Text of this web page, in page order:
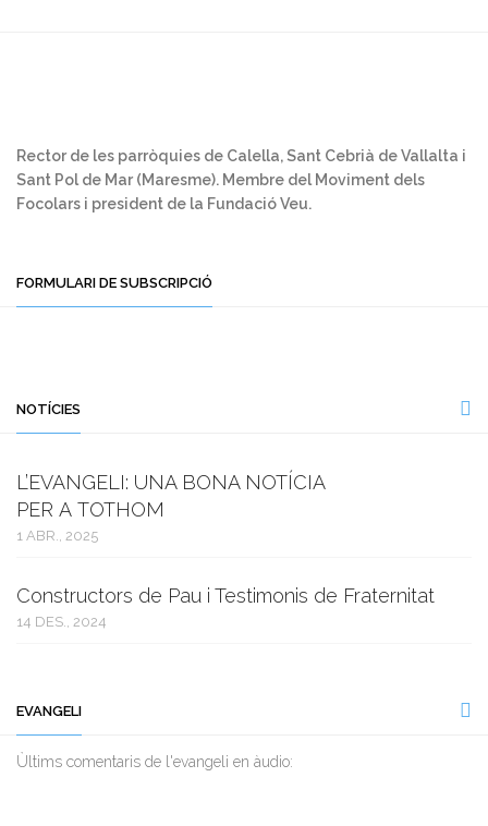
Rector de les parròquies de Calella, Sant Cebrià de Vallalta i
Sant Pol de Mar (Maresme). Membre del Moviment dels
Focolars i president de la Fundació Veu.
FORMULARI DE SUBSCRIPCIÓ
NOTÍCIES
L’EVANGELI: UNA BONA NOTÍCIA
PER A TOTHOM
1 ABR., 2025
Constructors de Pau i Testimonis de Fraternitat
14 DES., 2024
EVANGELI
Ùltims comentaris de l'evangeli en àudio: